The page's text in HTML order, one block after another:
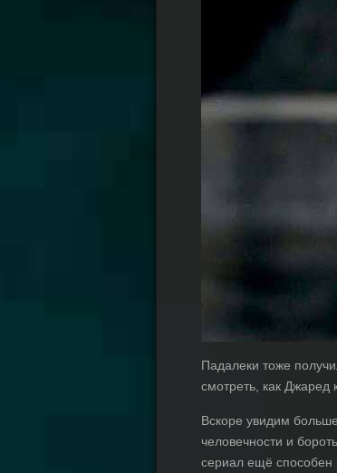
Падалеки тоже
смотреть, как Джаред
Вскоре увидим
человечности и
сериал ещё способен